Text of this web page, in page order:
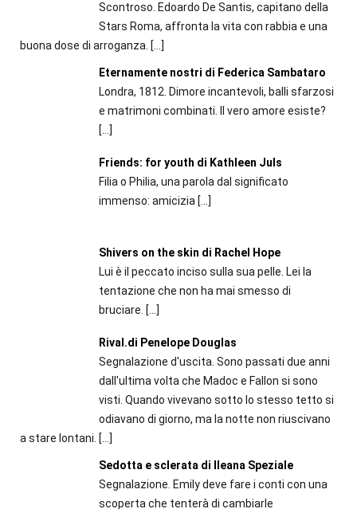
Scontroso. Edoardo De Santis, capitano della
Stars Roma, affronta la vita con rabbia e una
buona dose di arroganza. […]
Eternamente nostri di Federica Sambataro
Londra, 1812. Dimore incantevoli, balli sfarzosi
e matrimoni combinati. Il vero amore esiste?
[…]
Friends: for youth di Kathleen Juls
Filia o Philia, una parola dal significato
immenso: amicizia […]
Shivers on the skin di Rachel Hope
Lui è il peccato inciso sulla sua pelle. Lei la
tentazione che non ha mai smesso di
bruciare. […]
Rival.di Penelope Douglas
Segnalazione d'uscita. Sono passati due anni
dall'ultima volta che Madoc e Fallon si sono
visti. Quando vivevano sotto lo stesso tetto si
odiavano di giorno, ma la notte non riuscivano
a stare lontani. […]
Sedotta e sclerata di Ileana Speziale
Segnalazione. Emily deve fare i conti con una
scoperta che tenterà di cambiarle